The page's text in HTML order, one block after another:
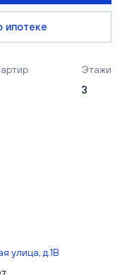
ипотеке
Этажи
3
улица, д.1В